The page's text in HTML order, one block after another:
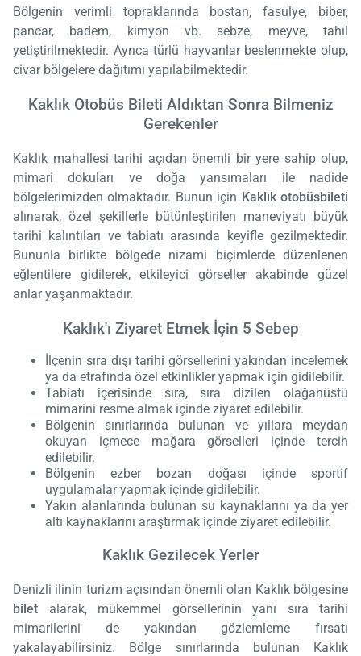
Bölgenin verimli topraklarında bostan, fasulye, biber,
pancar, badem, kimyon vb. sebze, meyve, tahıl
yetiştirilmektedir. Ayrıca türlü hayvanlar beslenmekte olup,
civar bölgelere dağıtımı yapılabilmektedir.
Kaklık Otobüs Bileti Aldıktan Sonra Bilmeniz
Gerekenler
Kaklık mahallesi tarihi açıdan önemli bir yere sahip olup,
mimari dokuları ve doğa yansımaları ile nadide
bölgelerimizden olmaktadır. Bunun için Kaklık otobüsbileti
alınarak, özel şekillerle bütünleştirilen maneviyatı büyük
tarihi kalıntıları ve tabiatı arasında keyifle gezilmektedir.
Bununla birlikte bölgede nizami biçimlerde düzenlenen
eğlentilere gidilerek, etkileyici görseller akabinde güzel
anlar yaşanmaktadır.
Kaklık'ı Ziyaret Etmek İçin 5 Sebep
İlçenin sıra dışı tarihi görsellerini yakından incelemek
ya da etrafında özel etkinlikler yapmak için gidilebilir.
Tabiatı içerisinde sıra, sıra dizilen olağanüstü
mimarini resme almak içinde ziyaret edilebilir.
Bölgenin sınırlarında bulunan ve yıllara meydan
okuyan içmece mağara görselleri içinde tercih
edilebilir.
Bölgenin ezber bozan doğası içinde sportif
uygulamalar yapmak içinde gidilebilir.
Yakın alanlarında bulunan su kaynaklarını ya da yer
altı kaynaklarını araştırmak içinde ziyaret edilebilir.
Kaklık Gezilecek Yerler
Denizli ilinin turizm açısından önemli olan Kaklık bölgesine
bilet alarak, mükemmel görsellerinin yanı sıra tarihi
mimarilerini de yakından gözlemleme fırsatı
yakalayabilirsiniz. Bölge sınırlarında bulunan Kaklık